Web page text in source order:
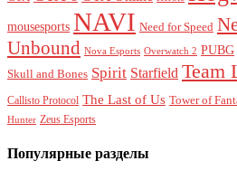
mousesports NAVI Need for Speed
Unbound Nova Esports Overwatch 2 PUBG
Skull and Bones Spirit Starfield Team
Callisto Protocol The Last of Us Tower of
Hunter Zeus Esports
Популярные разделы